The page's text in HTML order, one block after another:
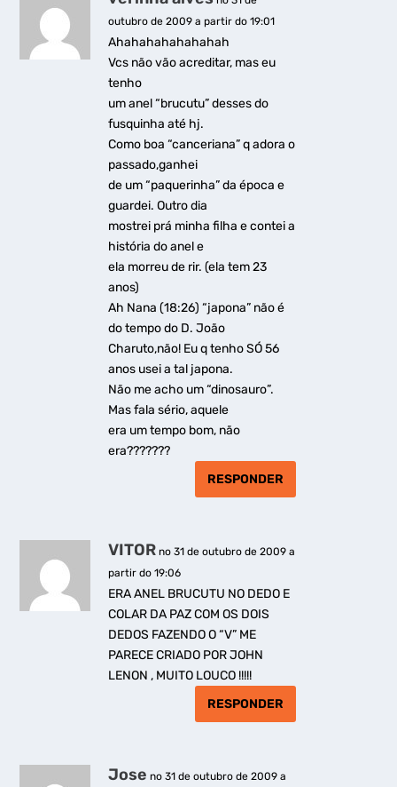
outubro de 2009 a partir do 19:01
Ahahahahahahahah
Vcs não vão acreditar, mas eu
tenho
um anel “brucutu” desses do
fusquinha até hj.
Como boa “canceriana” q adora o
passado,ganhei
de um “paquerinha” da época e
guardei. Outro dia
mostrei prá minha filha e contei a
história do anel e
ela morreu de rir. (ela tem 23
anos)
Ah Nana (18:26) “japona” não é
do tempo do D. João
Charuto,não! Eu q tenho SÓ 56
anos usei a tal japona.
Não me acho um “dinosauro”.
Mas fala sério, aquele
era um tempo bom, não
era???????
RESPONDER
VITOR no 31 de outubro de 2009 a
partir do 19:06
ERA ANEL BRUCUTU NO DEDO E
COLAR DA PAZ COM OS DOIS
DEDOS FAZENDO O “V” ME
PARECE CRIADO POR JOHN
LENON , MUITO LOUCO !!!!!
RESPONDER
Jose no 31 de outubro de 2009 a